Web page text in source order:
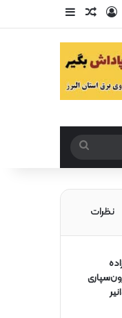
ورود مقاله تصادفی
برای
نظرات